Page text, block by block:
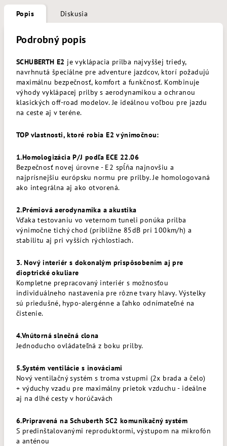
Popis Diskusia
Podrobný popis
SCHUBERTH E2 je vyklápacia prilba najvyššej triedy,
navrhnutá špeciálne pre adventure jazdcov, ktorí požadujú
maximálnu bezpečnosť, komfort a funkčnosť. Kombinuje
výhody vyklápacej prilby s aerodynamikou a ochranou
klasických off-road modelov. Je ideálnou voľbou pre jazdu
na ceste aj v teréne.
TOP vlastnosti, ktoré robia E2 výnimočnou:
1.Homologizácia P/J podľa ECE 22.06
Bezpečnosť novej úrovne - E2 spĺňa najnovšiu a
najprísnejšiu európsku normu pre prilby. Je homologovaná
ako integrálna aj ako otvorená.
2.Prémiová aerodynamika a akustika
Vďaka testovaniu vo veternom tuneli ponúka prilba
výnimočne tichý chod (približne 85dB pri 100km/h) a
stabilitu aj pri vyšších rýchlostiach.
3. Nový interiér s dokonalým prispôsobením aj pre
dioptrické okuliare
Kompletne prepracovaný interiér s možnosťou
individuálneho nastavenia pre rôzne tvary hlavy. Výstelky
sú priedušné, hypo-alergénne a ľahko odnímateľné na
čistenie.
4.Vnútorná slnečná clona
Jednoducho ovládateľná z boku prilby.
5.Systém ventilácie s inováciami
Nový ventilačný systém s troma vstupmi (2x brada a čelo)
+ výduchy vzadu pre maximálny prietok vzduchu - ideálne
aj na dlhé cesty v horúčavách
6.Pripravená na Schuberth SC2 komunikačný systém
S predinštalovanými reproduktormi, výstupom na mikrofón
a anténou